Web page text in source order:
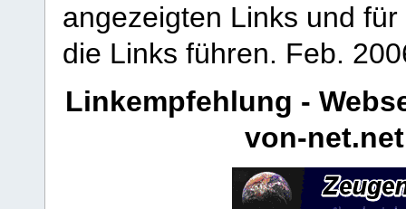
angezeigten Links und
die Links führen. Feb.
Linkempfehlung -
von-net.net